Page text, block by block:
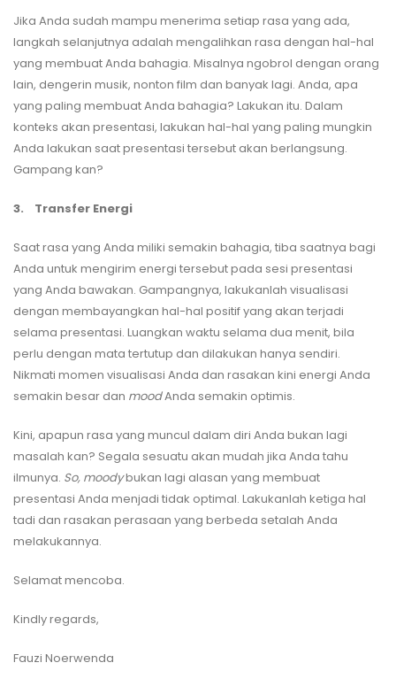
Jika Anda sudah mampu menerima setiap rasa yang ada,
langkah selanjutnya adalah mengalihkan rasa dengan hal-hal
yang membuat Anda bahagia. Misalnya ngobrol dengan orang
lain, dengerin musik, nonton film dan banyak lagi. Anda, apa
yang paling membuat Anda bahagia? Lakukan itu. Dalam
konteks akan presentasi, lakukan hal-hal yang paling mungkin
Anda lakukan saat presentasi tersebut akan berlangsung.
Gampang kan?
3. Transfer Energi
Saat rasa yang Anda miliki semakin bahagia, tiba saatnya bagi
Anda untuk mengirim energi tersebut pada sesi presentasi
yang Anda bawakan. Gampangnya, lakukanlah visualisasi
dengan membayangkan hal-hal positif yang akan terjadi
selama presentasi. Luangkan waktu selama dua menit, bila
perlu dengan mata tertutup dan dilakukan hanya sendiri.
Nikmati momen visualisasi Anda dan rasakan kini energi Anda
semakin besar dan moodAnda semakin optimis.
Kini, apapun rasa yang muncul dalam diri Anda bukan lagi
masalah kan? Segala sesuatu akan mudah jika Anda tahu
ilmunya. So, moodybukan lagi alasan yang membuat
presentasi Anda menjadi tidak optimal. Lakukanlah ketiga hal
tadi dan rasakan perasaan yang berbeda setalah Anda
melakukannya.
Selamat mencoba.
Kindly regards,
Fauzi Noerwenda